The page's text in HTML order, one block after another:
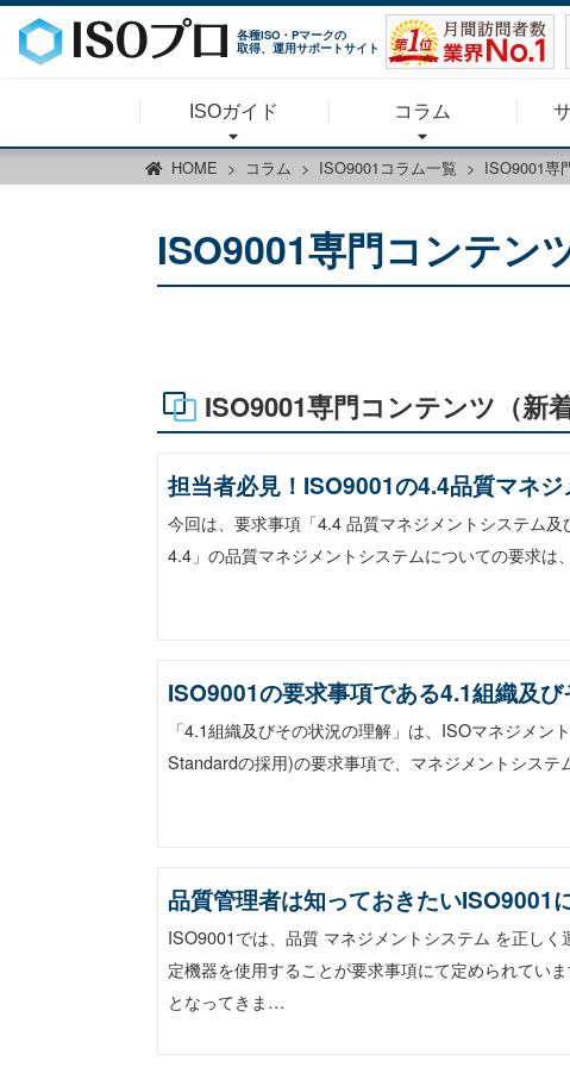
各種ISO・Pマークの
取得、運用サポートサイト
ISOガイド コラム
HOME コラム ISO9001コラム一覧 ISO9001専
ISO9001専門コンテン
ISO9001専門コンテンツ（新
担当者必見！ISO9001の4.4品質マネ
今回は、要求事項「4.4 品質マネジメントシステム
4.4」の品質マネジメントシステムについての要求
ISO9001の要求事項である4.1組織及
「4.1組織及びその状況の理解」は、ISOマネジメ
Standardの採用)の要求事項で、マネジメントシス
品質管理者は知っておきたいISO9001
ISO9001では、品質 マネジメントシステム を正し
定機器を使用することが要求事項にて定められてい
となってきま…